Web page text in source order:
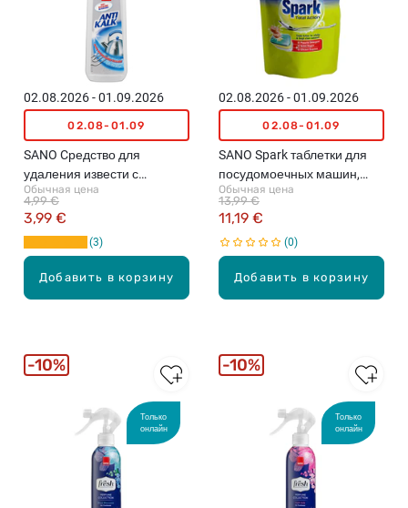
Добавить в корзину
02.08.2026 - 01.09.2026
02.08-01.09
SANO Cредство для
удаления извести с
чайников, 700мл
Обычная цена
3,99 €
4,99 €
3
Добавить в корзину
02.08.2026 - 01.09.2026
02.08-01.09
SANO Spark таблетки для
посудомоечных машин,
30шт.
Обычная цена
11,19 €
13,99 €
0
Только
онлайн
10%
Только
онлайн
10%